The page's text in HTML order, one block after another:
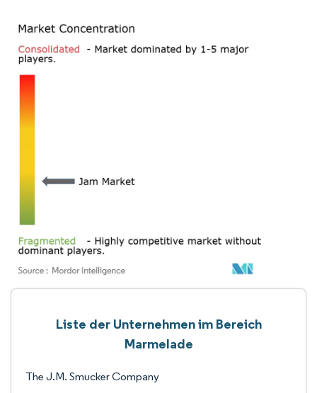
Liste der Unternehmen im Bereich
Marmelade
The J.M. Smucker Company